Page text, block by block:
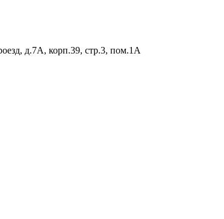
д.7А, корп.39, стр.3, пом.1А